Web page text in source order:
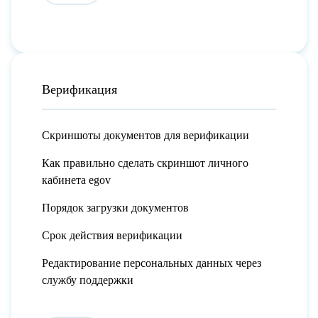
Верификация
Скриншоты документов для верификации
Как правильно сделать скриншот личного
кабинета egov
Порядок загрузки документов
Срок действия верификации
Редактирование персональных данных через
службу поддержки